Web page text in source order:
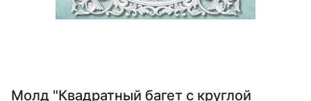
Молд "Квадратный багет с круглой